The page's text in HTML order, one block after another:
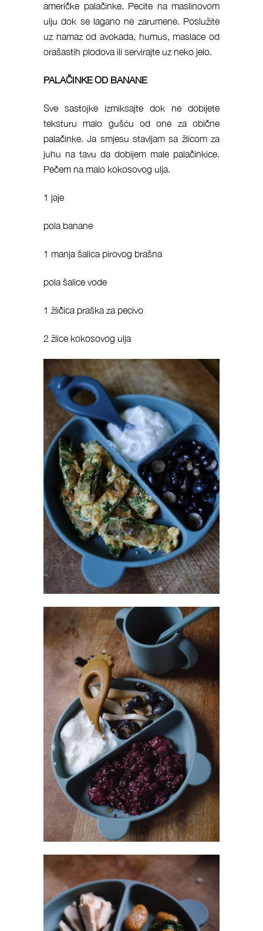
američke palačinke. Pecite na maslinovom
ulju dok se lagano ne zarumene. Poslužite
uz namaz od avokada, humus, maslace od
orašastih plodova ili servirajte uz neko jelo.
PALAČINKE OD BANANE
Sve sastojke izmiksajte dok ne dobijete
teksturu malo gušću od one za obične
palačinke. Ja smjesu stavljam sa žlicom za
juhu na tavu da dobijem male palačinkice.
Pečem na malo kokosovog ulja.
1 jaje
pola banane
1 manja šalica pirovog brašna
pola šalice vode
1 žličica praška za pecivo
2 žlice kokosovog ulja